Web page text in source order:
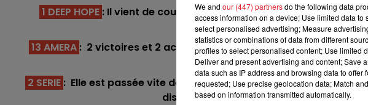
1 DEEP HOPE : Il vient de courir un gros handicap, où il n'a pu
malgré tout un lot plus à sa
13 AMERA : 2 victoires et 2 accessits en 5 tentatives sur ce
son numéro dans les stalles
2 SERIE : Elle est passée vite de 35 à 44 de valeur, et commence
distance peut l'aider à retrouver une 4/
13h00 - 16h00
Les Après-midi qui chantent
We and our (447) partnersdo the following data
access information on a device; Use limited data
select personalised advertising; Measure
statistics or combinations of data from different
profiles to select personalised content; Use limited
Deliver and present advertising and content; Save
data such as IP address and browsing data to
requested; Use precise geolocation data; Match
based on information transmitted automatically.